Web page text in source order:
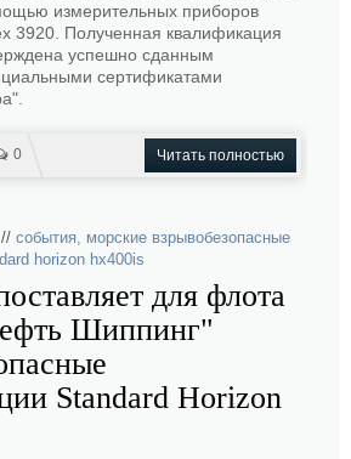
измерительных приборов
3920. Полученная квалификация
успешно сданным
сертификатами
0 Читать полностью
события, морские взрывобезопасные
horizon hx400is
для флота
Шиппинг"
Standard Horizon